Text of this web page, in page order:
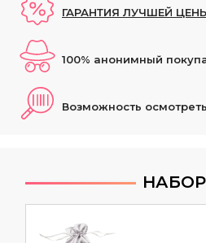
ГАРАНТИЯ ЛУЧШЕЙ
100% анонимный
Возможность